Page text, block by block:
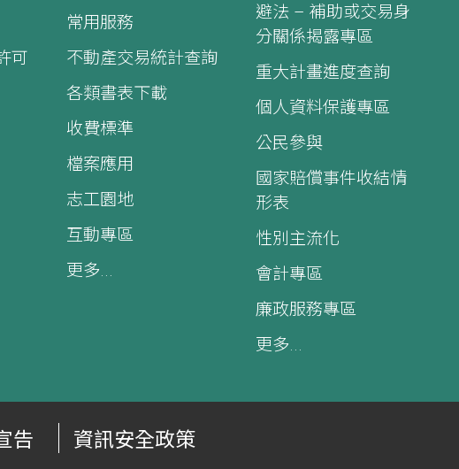
可
常用服務
不動產交易統計查詢
各類書表下載
收費標準
檔案應用
志工園地
互動專區
更多...
避法 – 補助或交易身
分關係揭露專區
重大計畫進度查詢
個人資料保護專區
公民參與
國家賠償事件收結情
形表
性別主流化
會計專區
廉政服務專區
更多...
告 資訊安全政策